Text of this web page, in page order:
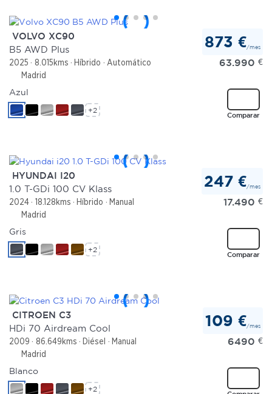
VOLVO XC90
B5 AWD Plus
2025 8.015kms Híbrido
Automático
Madrid
873 €/mes
63.990 €
Comparar
Azul
+2
HYUNDAI I20
1.0 T-GDi 100 CV Klass
2024 18.128kms Híbrido
Manual
Madrid
247 €/mes
17.490 €
Comparar
Gris
+2
CITROEN C3
HDi 70 Airdream Cool
2009 86.649kms Diésel
Manual
Madrid
109 €/mes
6490 €
Blanco
+2